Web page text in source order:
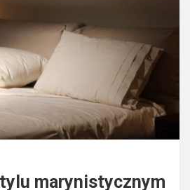
marynistycznym